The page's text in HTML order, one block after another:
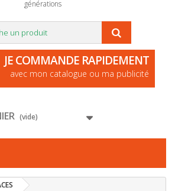
générations
JE COMMANDE RAPIDEMENT
avec mon catalogue ou ma publicité
(vide)